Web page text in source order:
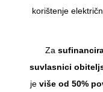
korištenje
Za
suvlasnici
je više od 50%